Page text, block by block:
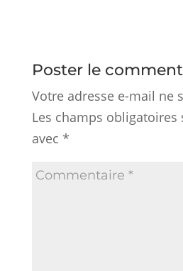
Poster le
Votre adresse e-mail ne
Les champs
avec *